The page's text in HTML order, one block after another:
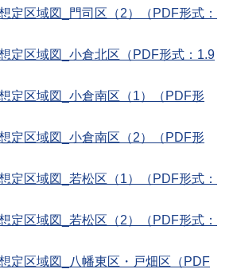
定区域図_門司区（2）（PDF形式：
定区域図_小倉北区（PDF形式：1.9
定区域図_小倉南区（1）（PDF形
定区域図_小倉南区（2）（PDF形
定区域図_若松区（1）（PDF形式：
定区域図_若松区（2）（PDF形式：
定区域図_八幡東区・戸畑区（PDF